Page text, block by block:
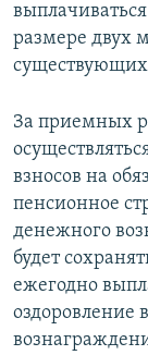
размере двух
существующих
За приемных
взносов на
пенсионное
денежного
будет
ежегодно
оздоровление